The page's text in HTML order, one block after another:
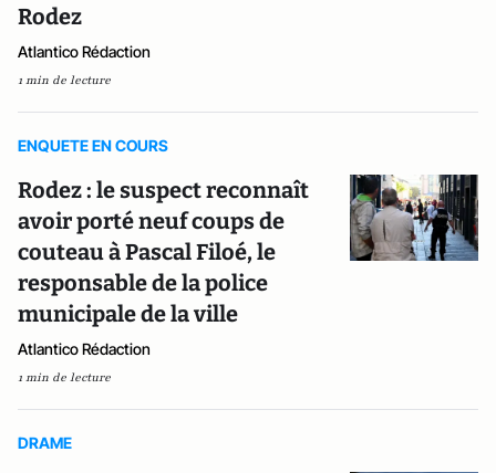
Rodez
Atlantico Rédaction
1 min de lecture
ENQUETE EN COURS
Rodez : le suspect reconnaît
avoir porté neuf coups de
couteau à Pascal Filoé, le
responsable de la police
municipale de la ville
Atlantico Rédaction
1 min de lecture
DRAME